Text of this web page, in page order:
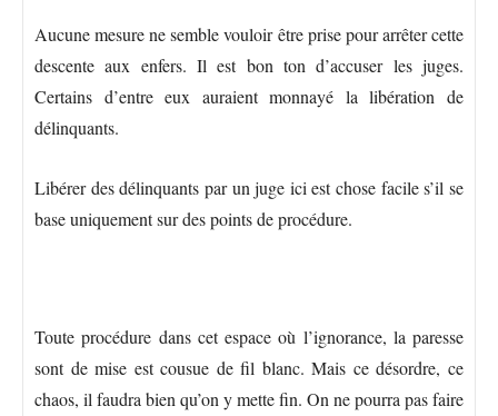
Aucune mesure ne semble vouloir être prise pour arrêter cette
descente aux enfers. Il est bon ton d’accuser les juges.
Certains d’entre eux auraient monnayé la libération de
délinquants.
Libérer des délinquants par un juge ici est chose facile s’il se
base uniquement sur des points de procédure.
Toute procédure dans cet espace où l’ignorance, la paresse
sont de mise est cousue de fil blanc. Mais ce désordre, ce
chaos, il faudra bien qu’on y mette fin. On ne pourra pas faire